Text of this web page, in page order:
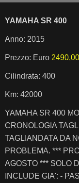
YAMAHA SR 400
Anno: 2015
Prezzo: Euro 2490,00
Cilindrata: 400
Km: 42000
YAMAHA SR 400
CRONOLOGIA
TAGLIANDATA DA
PROBLEMA. ***
AGOSTO *** SOLO
INCLUDE GIA': -